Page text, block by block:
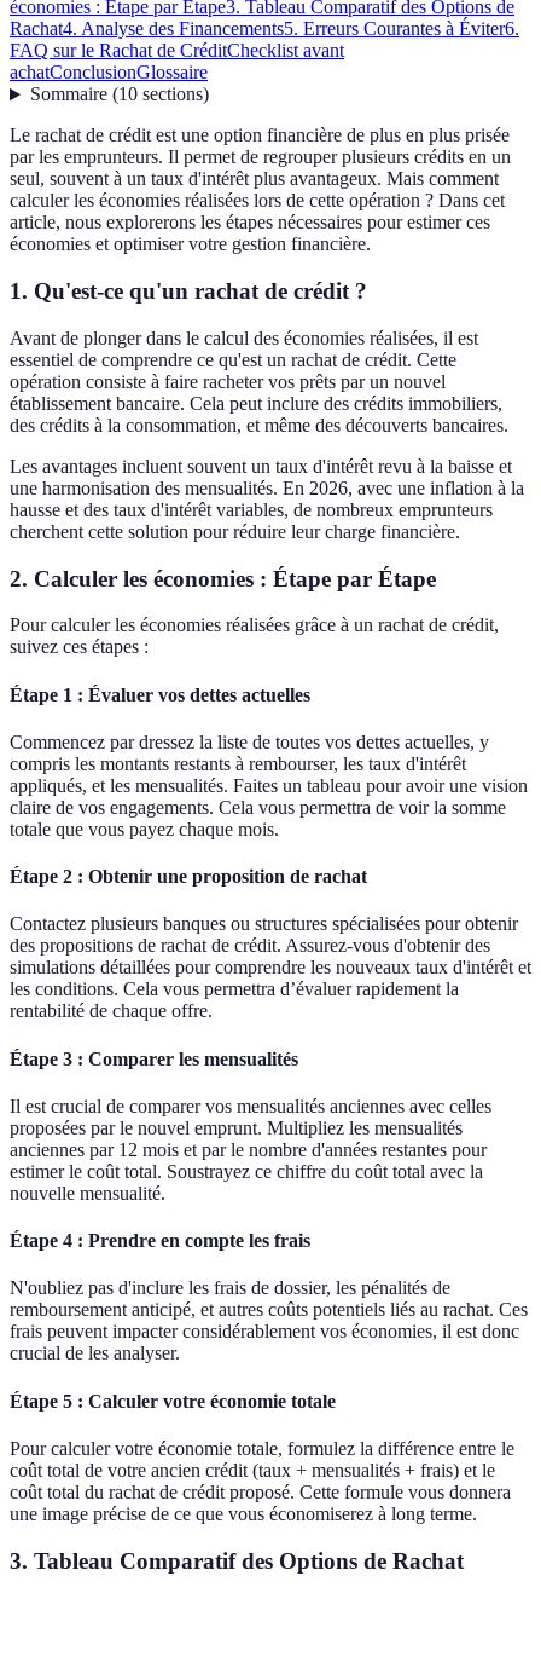
économies : Étape par Étape3. Tableau Comparatif des Options de
Rachat4. Analyse des Financements5. Erreurs Courantes à Éviter6.
FAQ sur le Rachat de CréditChecklist avant
achatConclusionGlossaire
Sommaire(10 sections)
Le rachat de crédit est une option financière de plus en plus prisée
par les emprunteurs. Il permet de regrouper plusieurs crédits en un
seul, souvent à un taux d'intérêt plus avantageux. Mais comment
calculer les économies réalisées lors de cette opération ? Dans cet
article, nous explorerons les étapes nécessaires pour estimer ces
économies et optimiser votre gestion financière.
1. Qu'est-ce qu'un rachat de crédit ?
Avant de plonger dans le calcul des économies réalisées, il est
essentiel de comprendre ce qu'est un rachat de crédit. Cette
opération consiste à faire racheter vos prêts par un nouvel
établissement bancaire. Cela peut inclure des crédits immobiliers,
des crédits à la consommation, et même des découverts bancaires.
Les avantages incluent souvent un taux d'intérêt revu à la baisse et
une harmonisation des mensualités. En 2026, avec une inflation à la
hausse et des taux d'intérêt variables, de nombreux emprunteurs
cherchent cette solution pour réduire leur charge financière.
2. Calculer les économies : Étape par Étape
Pour calculer les économies réalisées grâce à un rachat de crédit,
suivez ces étapes :
Étape 1 : Évaluer vos dettes actuelles
Commencez par dressez la liste de toutes vos dettes actuelles, y
compris les montants restants à rembourser, les taux d'intérêt
appliqués, et les mensualités. Faites un tableau pour avoir une vision
claire de vos engagements. Cela vous permettra de voir la somme
totale que vous payez chaque mois.
Étape 2 : Obtenir une proposition de rachat
Contactez plusieurs banques ou structures spécialisées pour obtenir
des propositions de rachat de crédit. Assurez-vous d'obtenir des
simulations détaillées pour comprendre les nouveaux taux d'intérêt et
les conditions. Cela vous permettra d’évaluer rapidement la
rentabilité de chaque offre.
Étape 3 : Comparer les mensualités
Il est crucial de comparer vos mensualités anciennes avec celles
proposées par le nouvel emprunt. Multipliez les mensualités
anciennes par 12 mois et par le nombre d'années restantes pour
estimer le coût total. Soustrayez ce chiffre du coût total avec la
nouvelle mensualité.
Étape 4 : Prendre en compte les frais
N'oubliez pas d'inclure les frais de dossier, les pénalités de
remboursement anticipé, et autres coûts potentiels liés au rachat. Ces
frais peuvent impacter considérablement vos économies, il est donc
crucial de les analyser.
Étape 5 : Calculer votre économie totale
Pour calculer votre économie totale, formulez la différence entre le
coût total de votre ancien crédit (taux + mensualités + frais) et le
coût total du rachat de crédit proposé. Cette formule vous donnera
une image précise de ce que vous économiserez à long terme.
3. Tableau Comparatif des Options de Rachat